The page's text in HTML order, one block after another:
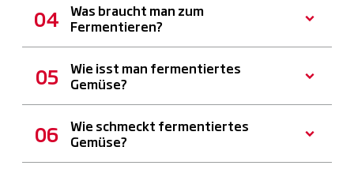
Was braucht man zum
Fermentieren?
Wie isst man fermentiertes
Gemüse?
Wie schmeckt fermentiertes
Gemüse?